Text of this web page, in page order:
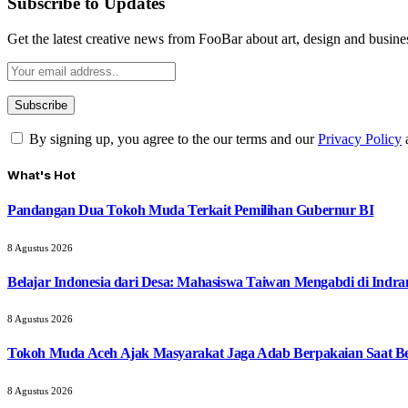
Get the latest creative news from FooBar about art, design and
By signing up, you agree to the our terms and ourPrivacy Policy
What's Hot
Pandangan Dua Tokoh Muda Terkait Pemilihan Gubernur BI
8 Agustus 2026
Belajar Indonesia dari Desa: Mahasiswa Taiwan Mengabdi di
8 Agustus 2026
Tokoh Muda Aceh Ajak Masyarakat Jaga Adab Berpakaian Saat
8 Agustus 2026